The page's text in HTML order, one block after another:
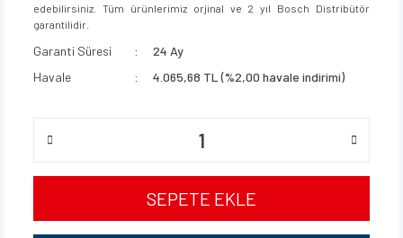
edebilirsiniz. Tüm ürünlerimiz orjinal ve 2 yıl Bosch Distribütör
garantilidir.
Garanti Süresi
24 Ay
Havale
4.065,68 TL (%2,00 havale indirimi)
SEPETE EKLE